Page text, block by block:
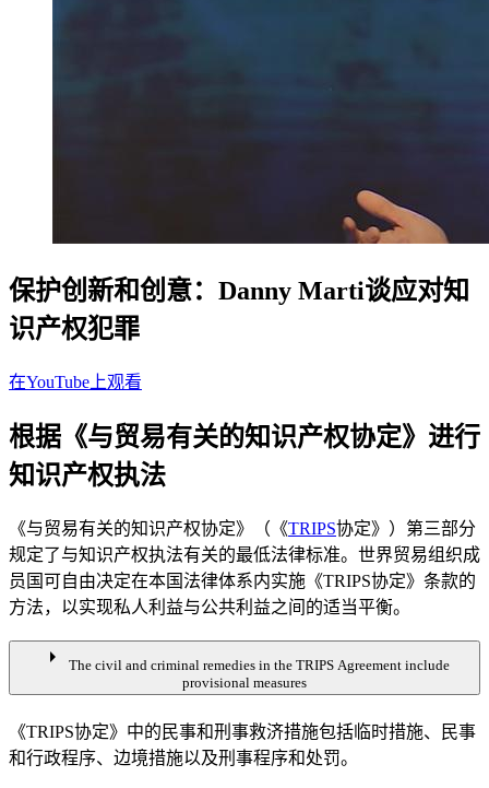
保护创新和创意：Danny Marti谈应对知
识产权犯罪
在YouTube上观看
根据《与贸易有关的知识产权协定》进行
知识产权执法
《与贸易有关的知识产权协定》（《TRIPS协定》）第三部分
规定了与知识产权执法有关的最低法律标准。世界贸易组织成
员国可自由决定在本国法律体系内实施《TRIPS协定》条款的
方法，以实现私人利益与公共利益之间的适当平衡。
arrow_right
The civil and criminal remedies in the TRIPS Agreement include
provisional measures
《TRIPS协定》中的民事和刑事救济措施包括 临时措施、
民事
和行政程序、 边境措施以及刑事程序和处罚。